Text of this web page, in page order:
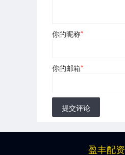
你的昵称*
你的邮箱*
提交评论
盈丰配资